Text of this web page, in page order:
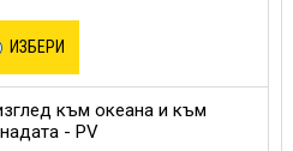
ИЗБЕРИ
към океана и към
- PV